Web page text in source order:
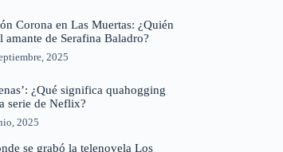
Corona en Las Muertas: ¿Quién
amante de Serafina Baladro?
2025
¿Qué significa quahogging
serie de Neflix?
2025
se grabó la telenovela Los